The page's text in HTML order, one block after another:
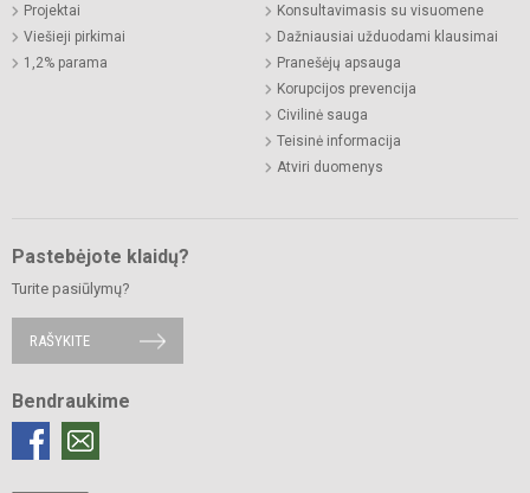
Projektai
Viešieji pirkimai
1,2% parama
Konsultavimasis su visuomene
Dažniausiai užduodami klausimai
Pranešėjų apsauga
Korupcijos prevencija
Civilinė sauga
Teisinė informacija
Atviri duomenys
Pastebėjote klaidų?
Turite pasiūlymų?
RAŠYKITE
Bendraukime